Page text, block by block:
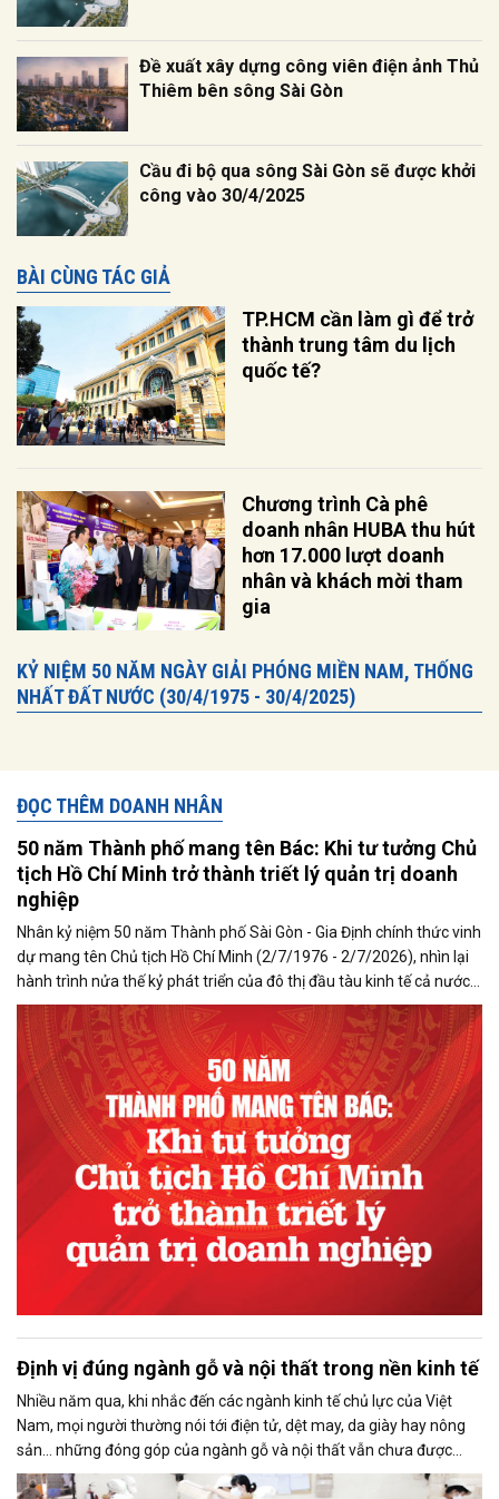
Đề xuất xây dựng công viên điện ảnh Thủ
Thiêm bên sông Sài Gòn
Cầu đi bộ qua sông Sài Gòn sẽ được khởi
công vào 30/4/2025
BÀI CÙNG TÁC GIẢ
TP.HCM cần làm gì để trở
thành trung tâm du lịch
quốc tế?
Chương trình Cà phê
doanh nhân HUBA thu hút
hơn 17.000 lượt doanh
nhân và khách mời tham
gia
KỶ NIỆM 50 NĂM NGÀY GIẢI PHÓNG MIỀN NAM, THỐNG
NHẤT ĐẤT NƯỚC (30/4/1975 - 30/4/2025)
ĐỌC THÊM DOANH NHÂN
50 năm Thành phố mang tên Bác: Khi tư tưởng Chủ
tịch Hồ Chí Minh trở thành triết lý quản trị doanh
nghiệp
Nhân kỷ niệm 50 năm Thành phố Sài Gòn - Gia Định chính thức vinh
dự mang tên Chủ tịch Hồ Chí Minh (2/7/1976 - 2/7/2026), nhìn lại
hành trình nửa thế kỷ phát triển của đô thị đầu tàu kinh tế cả nước
cũng là dịp để cộng đồng doanh nhân lan tỏa tình cảm, suy ngẫm
về những giá trị bền vững mà tư tưởng Chủ tịch Hồ Chí Minh tiếp
tục soi đường trong thời đại mới.
Định vị đúng ngành gỗ và nội thất trong nền kinh tế
Nhiều năm qua, khi nhắc đến các ngành kinh tế chủ lực của Việt
Nam, mọi người thường nói tới điện tử, dệt may, da giày hay nông
sản… những đóng góp của ngành gỗ và nội thất vẫn chưa được
phản ánh đầy đủ trong cách nhìn nhận và hoạch định chính sách